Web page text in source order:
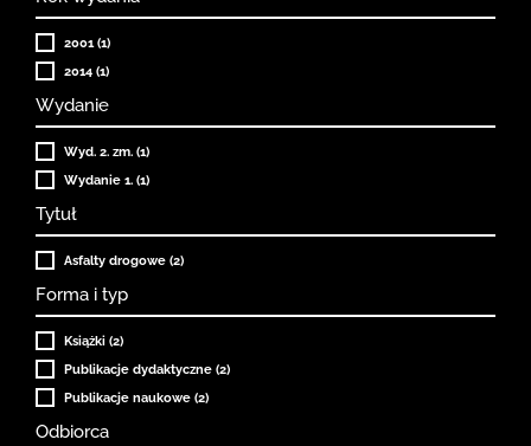
2001 (1)
2014 (1)
Wydanie
Wyd. 2. zm. (1)
Wydanie 1. (1)
Tytuł
Asfalty drogowe (2)
Forma i typ
Książki (2)
Publikacje dydaktyczne (2)
Publikacje naukowe (2)
Odbiorca